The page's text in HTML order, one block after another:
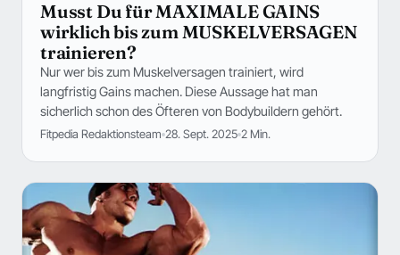
Musst Du für MAXIMALE GAINS
wirklich bis zum MUSKELVERSAGEN
trainieren?
Nur wer bis zum Muskelversagen trainiert, wird
langfristig Gains machen. Diese Aussage hat man
sicherlich schon des Öfteren von Bodybuildern gehört.
Fitpedia Redaktionsteam 28. Sept. 2025 2 Min.